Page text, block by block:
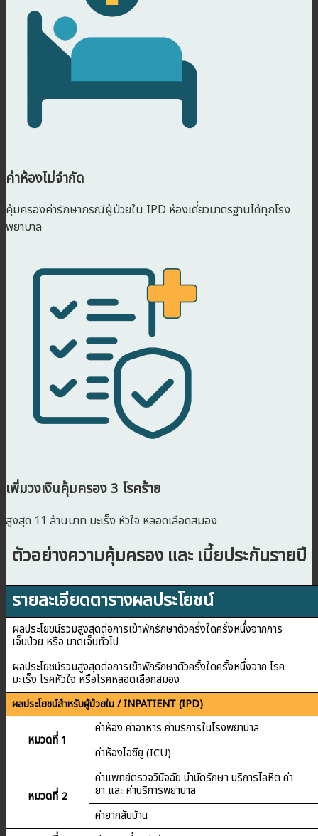
ค่าห้องไม่จำกัด
คุ้มครองค่ารักษากรณีผู้ป่วยใน IPD ห้องเดี่ยวมาตรฐานได้ทุกโรง
พยาบาล
เพิ่มวงเงินคุ้มครอง 3 โรคร้าย
สูงสุด 11 ล้านบาท มะเร็ง หัวใจ หลอดเลือดสมอง
ตัวอย่างความคุ้มครอง และ เบี้ยประกันรายปี
รายละเอียดตารางผลประโยชน์
ผลประโยชน์รวมสูงสุดต่อการเข้าพักรักษาตัวครั้งใดครั้งหนึ่งจากการ
เจ็บป่วย หรือ บาดเจ็บทั่วไป
ผลประโยชน์รวมสูงสุดต่อการเข้าพักรักษาตัวครั้งใดครั้งหนึ่งจาก โรค
มะเร็ง โรคหัวใจ หรือโรคหลอดเลือกสมอง
ผลประโยชน์สำหรับผู้ป่วยใน / INPATIENT (IPD)
หมวดที่ 1
ค่าห้อง ค่าอาหาร ค่าบริการในโรงพยาบาล
ค่าห้องไอซียู (ICU)
หมวดที่ 2
ค่าแพทย์ตรวจวินิจฉัย บำบัดรักษา บริการโลหิต ค่า
ยา และ ค่าบริการพยาบาล
ค่ายากลับบ้าน